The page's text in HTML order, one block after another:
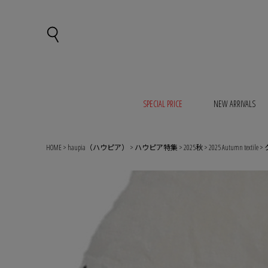
SPECIAL PRICE NEW ARRIVALS
HOME haupia（ハウピア） ハウピア特集 2025秋 2025 Autumn textile